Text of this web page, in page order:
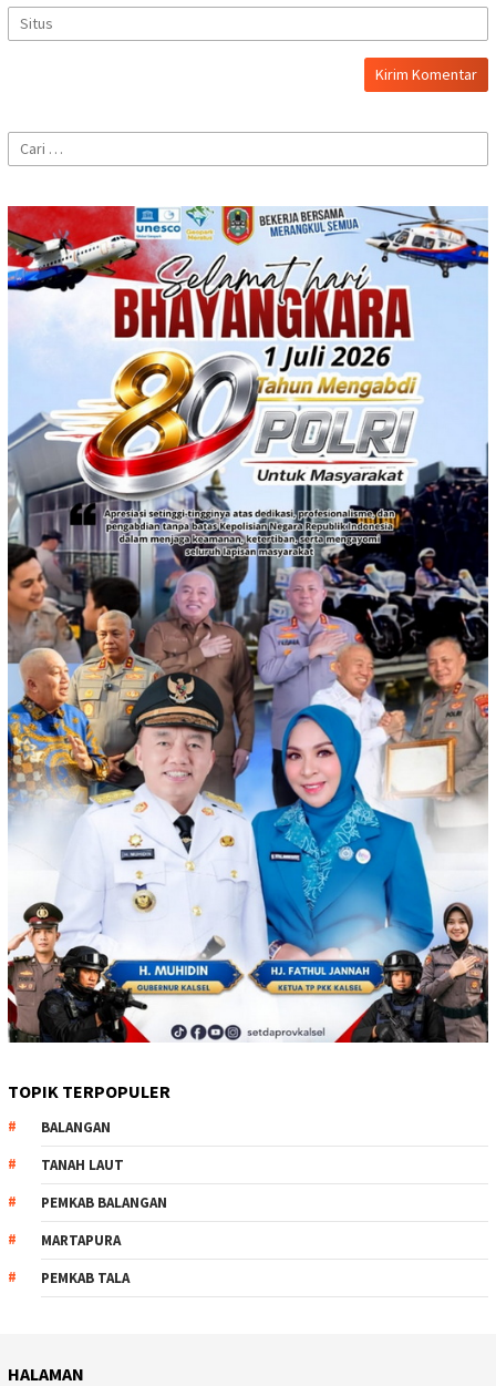
Cari
untuk:
TOPIK TERPOPULER
BALANGAN
TANAH LAUT
PEMKAB BALANGAN
MARTAPURA
PEMKAB TALA
HALAMAN